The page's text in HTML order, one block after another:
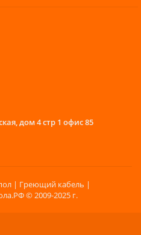
дом 4 стр 1 офис 85
| Греющий кабель |
© 2009-2025 г.